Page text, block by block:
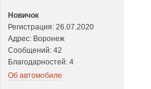
Новичок
Регистрация: 26.07.2020
Адрес: Воронеж
Сообщений: 42
Благодарностей: 4
Об автомобиле